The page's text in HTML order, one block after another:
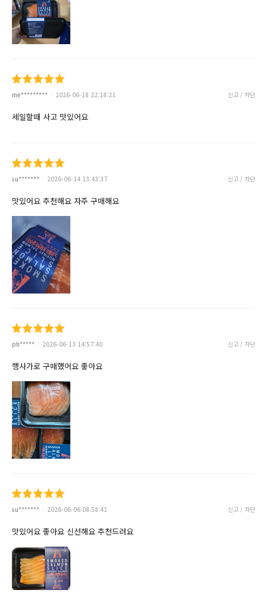
me********* 2026-06-18 22:18:21 신고 / 차단
세일할때 사고 맛있어요
su******* 2026-06-14 13:43:37 신고 / 차단
맛있어요 추천해요 자주 구매해요
ph***** 2026-06-13 14:57:40 신고 / 차단
행사가로 구매했어요 좋아요
su******* 2026-06-06 08:58:41 신고 / 차단
맛있어요 좋아요 신선해요 추천드려요